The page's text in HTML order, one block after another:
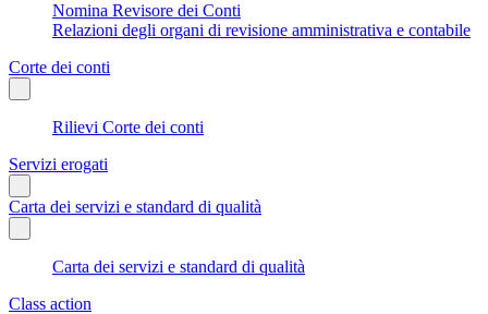
Nomina Revisore dei Conti
Relazioni degli organi di revisione amministrativa e contabile
Corte dei conti
Rilievi Corte dei conti
Servizi erogati
Carta dei servizi e standard di qualità
Carta dei servizi e standard di qualità
Class action